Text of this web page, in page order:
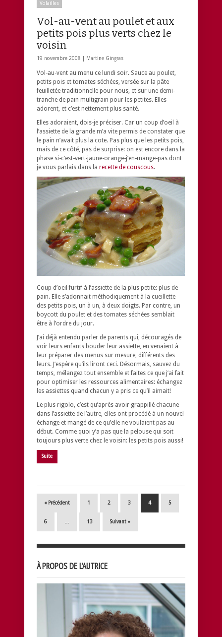
Volailles
Vol-au-vent au poulet et aux
petits pois plus verts chez le
voisin
19 novembre 2008 | Martine Gingras
Vol-au-vent au menu ce lundi soir. Sauce au poulet,
petits pois et tomates séchées, versée sur la pâte
feuilletée traditionnelle pour nous, et sur une demi-
tranche de pain multigrain pour les petites. Elles
adorent, et c’est nettement plus santé.
Elles adoraient, dois-je préciser. Car un coup d’oeil à
l’assiette de la grande m’a vite permis de constater que
le pain n’avait plus la cote. Pas plus que les petits pois,
mais de ce côté, pas de surprise: on est encore dans la
phase si-c’est-vert-jaune-orange-j’en-mange-pas dont
je vous parlais dans la recette de couscous.
Coup d’oeil furtif à l’assiette de la plus petite: plus de
pain. Elle s’adonnait méthodiquement à la cueillette
des petits pois, un à un, à deux doigts. Par contre, un
boycott du poulet et des tomates séchées semblait
être à l’ordre du jour.
J’ai déjà entendu parler de parents qui, découragés de
voir leurs enfants bouder leur assiette, en venaient à
leur préparer des menus sur mesure, différents des
leurs. J’espère qu’ils liront ceci. Désormais, sauvez du
temps, mélangez tout ensemble et faites ce que j’ai fait
pour optimiser les ressources alimentaires: échangez
les assiettes quand chacun y a pris ce qu’il aimait!
Le plus rigolo, c’est qu’après avoir grappillé chacune
dans l’assiette de l’autre, elles ont procédé à un nouvel
échange et mangé de ce qu’elle ne voulaient pas au
début. Comme quoi y’a pas que la pelouse qui soit
toujours plus verte chez le voisin: les petits pois aussi!
Suite
« Précédent 1 2 3 4 5
6 13 Suivant »
À PROPOS DE L’AUTRICE